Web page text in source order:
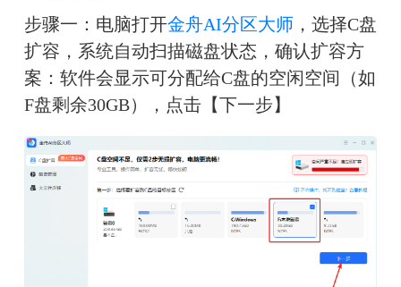
步骤一：电脑打开金舟AI分区大师，选择C盘
扩容，系统自动扫描磁盘状态，确认扩容方
案：软件会显示可分配给C盘的空闲空间（如
F盘剩余30GB），点击【下一步】